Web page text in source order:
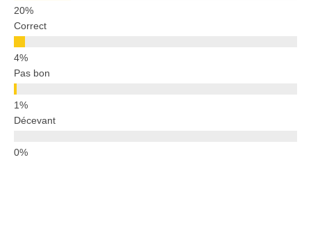
Correct
Pas bon
Décevant